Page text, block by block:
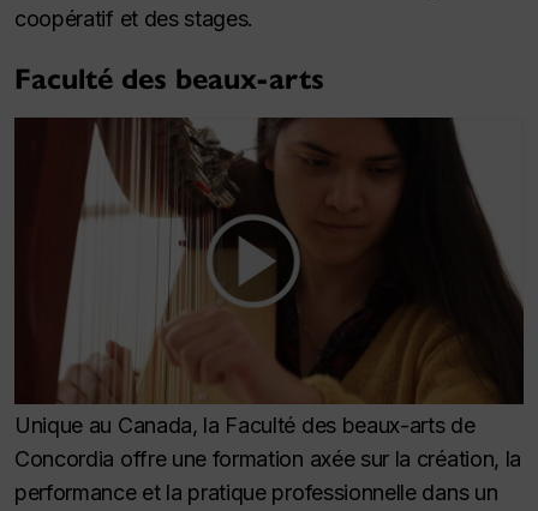
coopératif et des stages.
Faculté des beaux-arts
Unique au Canada, la Faculté des beaux-arts de
Concordia offre une formation axée sur la création, la
performance et la pratique professionnelle dans un